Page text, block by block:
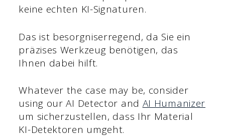
keine echten KI-Signaturen.
Das ist besorgniserregend, da Sie ein
präzises Werkzeug benötigen, das
Ihnen dabei hilft.
Whatever the case may be, consider
using our AI Detector and AI Humanizer
um sicherzustellen, dass Ihr Material
KI-Detektoren umgeht.